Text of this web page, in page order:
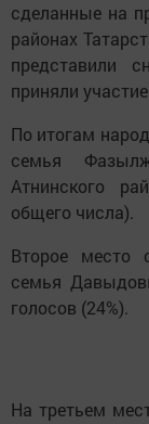
сделанные на
районах
представили
приняли
По итогам
семья
Атнинского
общего числа).
Второе место
семья
голосов (24%).
На третьем